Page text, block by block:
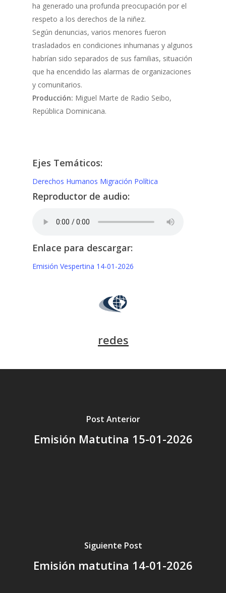
ha generado una profunda preocupación por el
respeto a los derechos de la niñez.
Según denuncias, varios menores fueron
trasladados en condiciones inhumanas y algunos
habrían sido separados de sus familias, situación
que ha encendido las alarmas de organizaciones
y comunitarios.
Producción: Miguel Marte de Radio Seibo,
República Dominicana.
Ejes Temáticos:
Derechos Humanos Migración Política
Reproductor de audio:
Enlace para descargar:
Emisión Vespertina 14-01-2026
redes
Post Anterior
Emisión Matutina 15-01-2026
Siguiente Post
Emisión matutina 14-01-2026